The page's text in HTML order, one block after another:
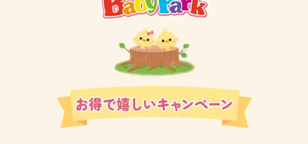
皆さまご通室されたきっかけはさまざまですが、レッ
スンを楽しみ、教室が大好きな方ばかりです。
ご兄弟でのご通室、お友だちへのご紹介の輪も広が
り、たくさんの生徒さまにお越しいただいておりま